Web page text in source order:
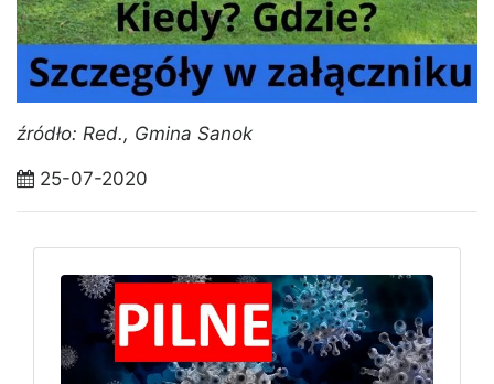
źródło: Red., Gmina Sanok
25-07-2020